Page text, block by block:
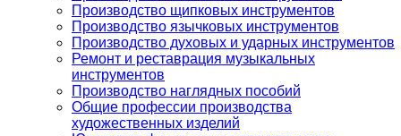
Производство щипковых инструментов
Производство язычковых инструментов
Производство духовых и ударных инструментов
Ремонт и реставрация музыкальных
инструментов
Производство наглядных пособий
Общие профессии производства
художественных изделий